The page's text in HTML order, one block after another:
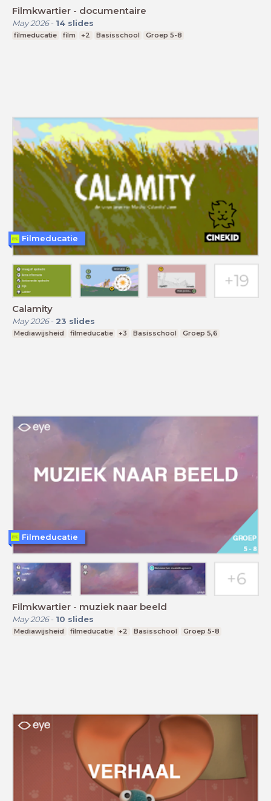
Filmkwartier - documentaire
May 2026- 14 slides
filmeducatie film +2 Basisschool Groep 5-8
Calamity
May 2026- 23 slides
Mediawijsheid filmeducatie +3 Basisschool Groep 5,6
Filmeducatie
Filmkwartier - muziek naar beeld
May 2026- 10 slides
Mediawijsheid filmeducatie +2 Basisschool Groep 5-8
Filmeducatie